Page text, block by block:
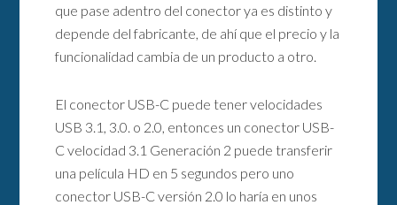
que pase adentro del conector ya es distinto y
depende del fabricante, de ahí que el precio y la
funcionalidad cambia de un producto a otro.
El conector USB-C puede tener velocidades
USB 3.1, 3.0. o 2.0, entonces un conector USB-
C velocidad 3.1 Generación 2 puede transferir
una película HD en 5 segundos pero uno
conector USB-C versión 2.0 lo haría en unos